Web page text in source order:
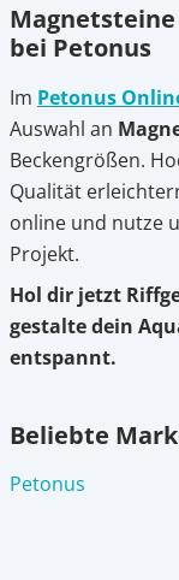
bei Petonus
Im Petonus
Auswahl an
Beckengrößen.
Qualität
online und nutze
Projekt.
Hol dir jetzt
gestalte dein
entspannt.
Beliebte
Petonus